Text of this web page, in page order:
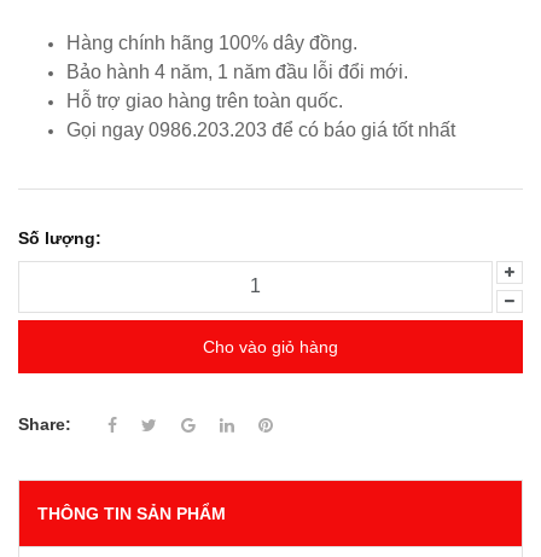
Hàng chính hãng 100% dây đồng.
Bảo hành 4 năm, 1 năm đầu lỗi đổi mới.
Hỗ trợ giao hàng trên toàn quốc.
Gọi ngay 0986.203.203 để có báo giá tốt nhất
Số lượng:
Cho vào giỏ hàng
Share:
THÔNG TIN SẢN PHẨM